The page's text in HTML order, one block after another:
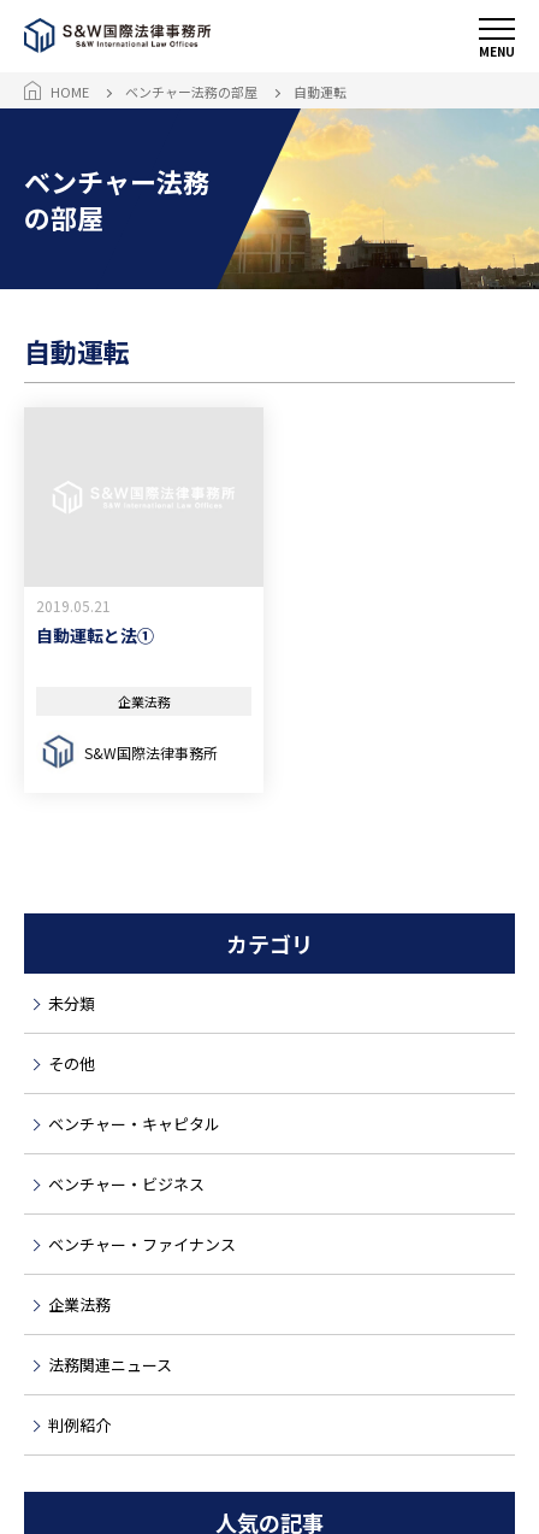
MENU
HOME ベンチャー法務の部屋 自動運転
ベンチャー法務
の部屋
自動運転
2019.05.21
自動運転と法①
企業法務
S&W国際法律事務所
カテゴリ
未分類
その他
ベンチャー・キャピタル
ベンチャー・ビジネス
ベンチャー・ファイナンス
企業法務
法務関連ニュース
判例紹介
人気の記事